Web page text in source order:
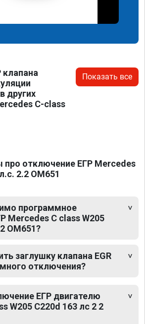
других
C-class
Показать все
отключение ЕГР Mercedes
2.2 OM651
программное
Mercedes C class W205
OM651?
заглушку клапана EGR
отключения?
ЕГР двигателю
W205 C220d 163 лс 2 2